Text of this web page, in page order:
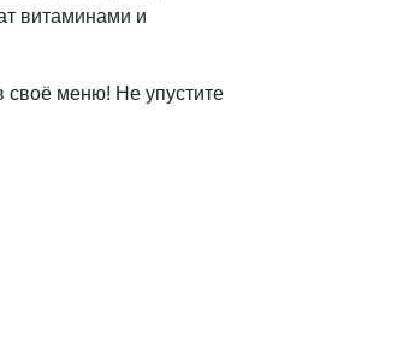
витаминами и
своё меню! Не упустите